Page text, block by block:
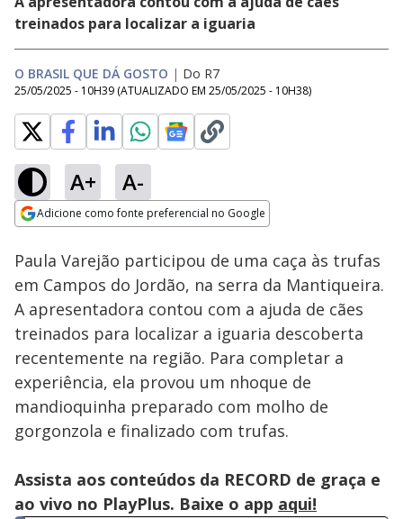
treinados para localizar a iguaria
O BRASIL QUE DÁ GOSTO | Do R7
25/05/2025 - 10H39 (ATUALIZADO EM 25/05/2025 - 10H38)
A+ A-
Adicione como fonte preferencial no Google
Ativar
Loaded
20.38%
Paula Varejão participou de uma caça às trufas
em Campos do Jordão, na serra da Mantiqueira.
A apresentadora contou com a ajuda de cães
treinados para localizar a iguaria descoberta
recentemente na região. Para completar a
experiência, ela provou um nhoque de
mandioquinha preparado com molho de
gorgonzola e finalizado com trufas.
Assista aos conteúdos da RECORD de graça e
ao vivo no PlayPlus. Baixe o app aqui!